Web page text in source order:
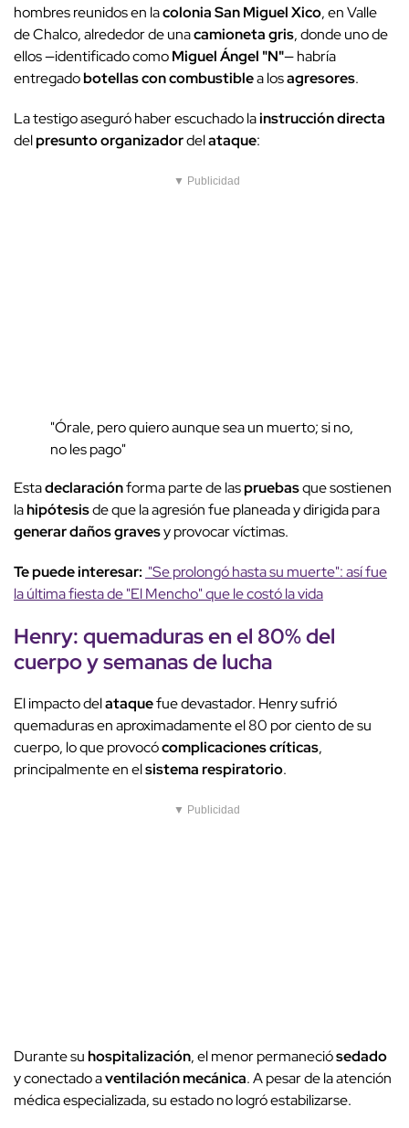
hombres reunidos en lacolonia San Miguel Xico, en Valle
de Chalco, alrededor de unacamioneta gris, donde uno de
ellos —identificado comoMiguel Ángel "N"— habría
entregadobotellas con combustiblea losagresores.
La testigo aseguró haber escuchado lainstrucción directa
delpresunto organizadordelataque:
▼ Publicidad
"Órale, pero quiero aunque sea un muerto; si no,
no les pago"
Estadeclaraciónforma parte de laspruebasque sostienen
lahipótesisde que la agresión fue planeada y dirigida para
generar daños gravesy provocar víctimas.
Te puede interesar: "Se prolongó hasta su muerte": así fue
la última fiesta de "El Mencho" que le costó la vida
Henry: quemaduras en el 80% del
cuerpo y semanas de lucha
El impacto delataquefue devastador. Henry sufrió
quemaduras en aproximadamente el 80 por ciento de su
cuerpo, lo que provocócomplicaciones críticas,
principalmente en elsistema respiratorio.
▼ Publicidad
Durante suhospitalización, el menor permaneciósedado
y conectado aventilación mecánica. A pesar de la atención
médica especializada, su estado no logró estabilizarse.